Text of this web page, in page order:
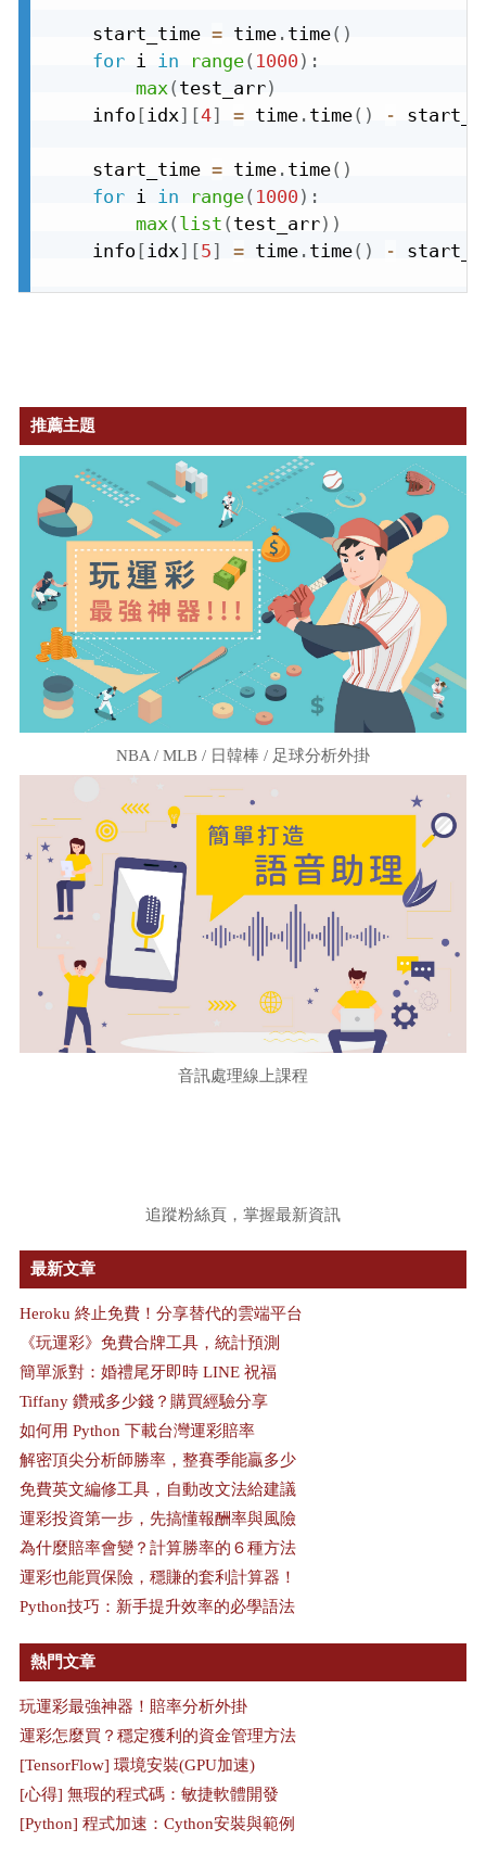
    start_time
= time. time( )
for i in range( 1000 ) :
max (test_arr)
    info
[ idx ] [4] = time. time( ) -
    start_time
= time. time( )
for i in range( 1000 ) :
max ( list ( test_arr) )
    info
[ idx ] [5 ] = time. time( ) -
推薦主題
NBA / MLB / 日韓棒 / 足球分析外掛
音訊處理線上課程
追蹤粉絲頁，掌握最新資訊
最新文章
Heroku 終止免費！分享替代的雲端平台
《玩運彩》免費合牌工具，統計預測
簡單派對：婚禮尾牙即時 LINE 祝福
Tiffany 鑽戒多少錢？購買經驗分享
如何用 Python 下載台灣運彩賠率
解密頂尖分析師勝率，整賽季能贏多少
免費英文編修工具，自動改文法給建議
運彩投資第一步，先搞懂報酬率與風險
為什麼賠率會變？計算勝率的６種方法
運彩也能買保險，穩賺的套利計算器！
Python技巧：新手提升效率的必學語法
熱門文章
玩運彩最強神器！賠率分析外掛
運彩怎麼買？穩定獲利的資金管理方法
[TensorFlow] 環境安裝(GPU加速)
[心得] 無瑕的程式碼：敏捷軟體開發
[Python] 程式加速：Cython安裝與範例